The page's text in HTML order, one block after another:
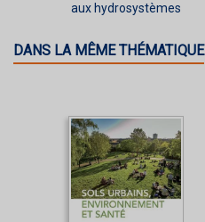
aux hydrosystèmes
DANS LA MÊME THÉMATIQUE